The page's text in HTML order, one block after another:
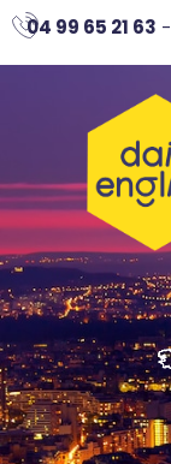
04 99 65 21 63